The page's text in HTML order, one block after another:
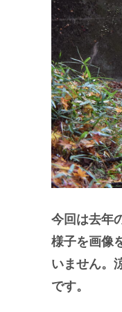
今回は去年
様子を画像
いません。
です。